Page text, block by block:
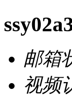
邮箱
视频